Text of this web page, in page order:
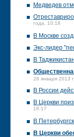
Медведев
года, 10:18
В Москве
Экс-лидер
В
28 января 2013
В России
В Церкви
16:17
В
В Церкви